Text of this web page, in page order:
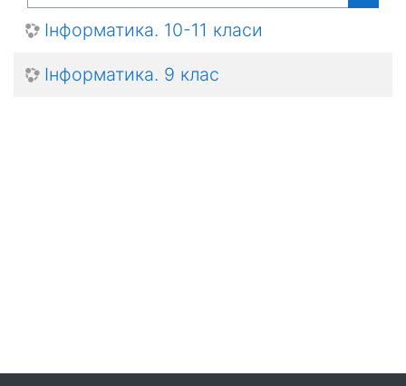
Інформатика. 10-11 класи
Інформатика. 9 клас